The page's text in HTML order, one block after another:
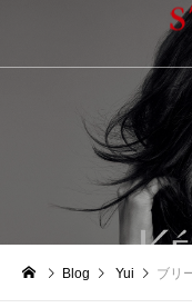
Blog Yui ブリ